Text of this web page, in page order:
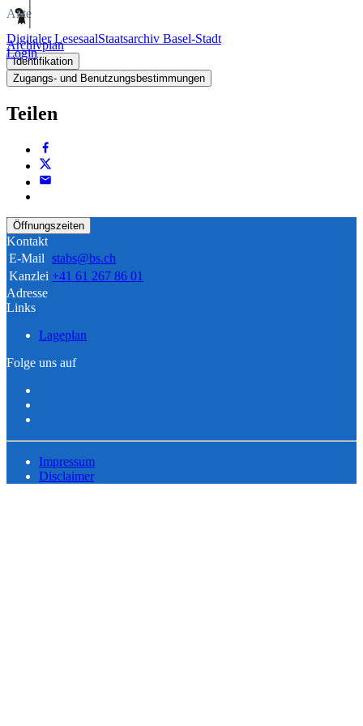
Digitaler LesesaalStaatsarchiv Basel-Stadt
Login
Akte
Archivplan
Identifikation
Zugangs- und Benutzungsbestimmungen
Teilen
Öffnungszeiten
Kontakt
E-Mail stabs@bs.ch
Kanzlei +41 61 267 86 01
Adresse
Links
Lageplan
Folge uns auf
Impressum
Disclaimer